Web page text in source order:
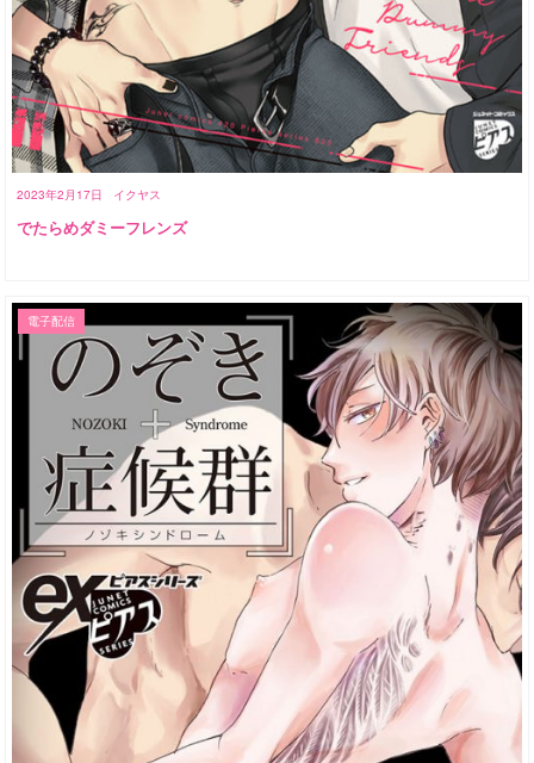
2023年2月17日 イクヤス
でたらめダミーフレンズ
電子配信